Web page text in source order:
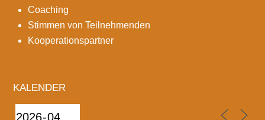
Coaching
Stimmen von Teilnehmenden
Kooperationspartner
KALENDER